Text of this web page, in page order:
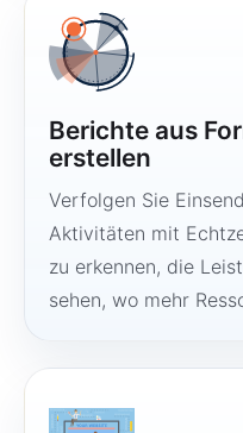
Berichte aus
erstellen
Verfolgen Sie
Aktivitäten mit
zu erkennen, die
sehen, wo mehr